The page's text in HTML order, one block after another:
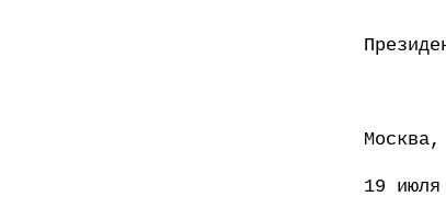
Москва,
19